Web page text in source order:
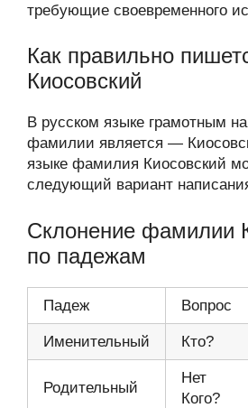
требующие своевременного
Как правильно
Киосовский
В русском языке грамотным
фамилии является —
языке фамилия Киосовский
следующий вариант
Склонение фамилии
по падежам
Падеж Вопрос
Именительный Кто?
Родительный
Нет
Кого?